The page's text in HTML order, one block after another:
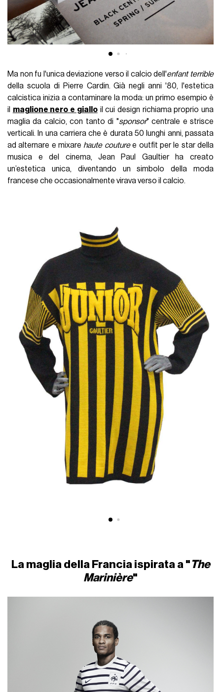
Ma non fu l'unica deviazione verso il calcio dell'enfant terrible
della scuola di Pierre Cardin. Già negli anni '80, l'estetica
calcistica inizia a contaminare la moda: un primo esempio è
il maglione nero e gialloil cui design richiama proprio una
maglia da calcio, con tanto di "sponsor" centrale e strisce
verticali. In una carriera che è durata 50 lunghi anni, passata
ad alternare e mixare haute couturee outfit per le star della
musica e del cinema, Jean Paul Gaultier ha creato
un’estetica unica, diventando un simbolo della moda
francese che occasionalmente virava verso il calcio.
La maglia della Francia ispirata a "The
Marinière"